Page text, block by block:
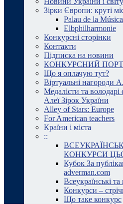
Зірки Європи: круті
Palau de la
Elbphilharmonie
Конкурсні сторінки
Контакти
Підписка на новини
КОНКУРСНИЙ
Що я оплачую тут?
Віртуальні нагороди
Медалісти та володарі
Алеї Зірок України
Alley of Stars: Europe
For American teachers
Країни і міста
::
КОНКУРСИ
Кубок За
adverman.com
Всеукраїнські
Конкурси –
Що таке конкурс